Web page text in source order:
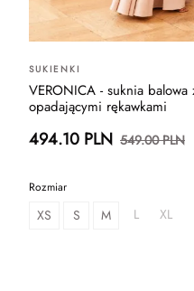
SUKIENKI
VERONICA - suknia balowa
opadającymi rękawkami
494.10 PLN 549.00 PLN
Rozmiar
XS S M L XL